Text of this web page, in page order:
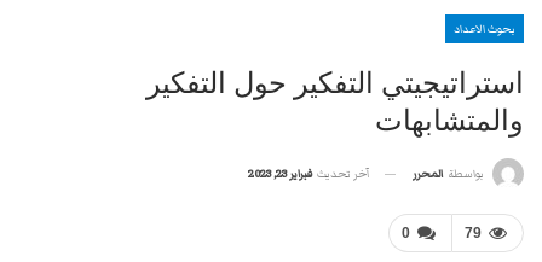
بحوث الاعداد
استراتيجيتي التفكير حول التفكير
والمتشابهات
بواسطة المحرر آخر تحديث فبراير 23, 2023
0 79